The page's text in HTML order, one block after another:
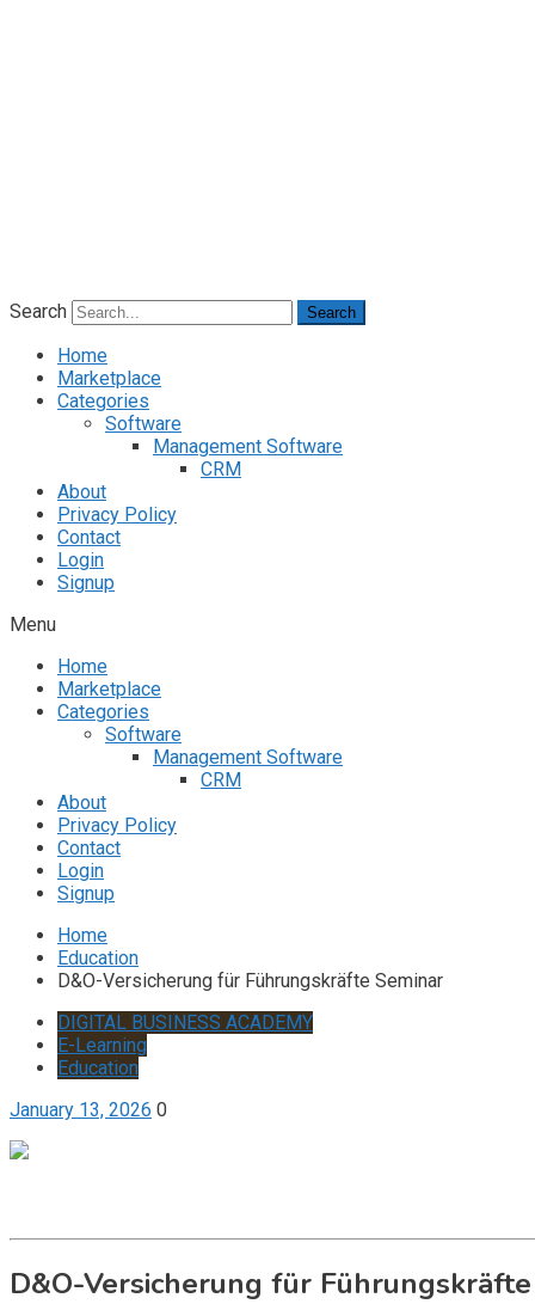
Search Search
Home
Marketplace
Categories
Software
Management Software
CRM
About
Privacy Policy
Contact
Login
Signup
Menu
Home
Marketplace
Categories
Software
Management Software
CRM
About
Privacy Policy
Contact
Login
Signup
Home
Education
D&O-Versicherung für Führungskräfte Seminar
DIGITAL BUSINESS ACADEMY
E-Learning
Education
January 13, 2026 0
D&O-Versicherung für